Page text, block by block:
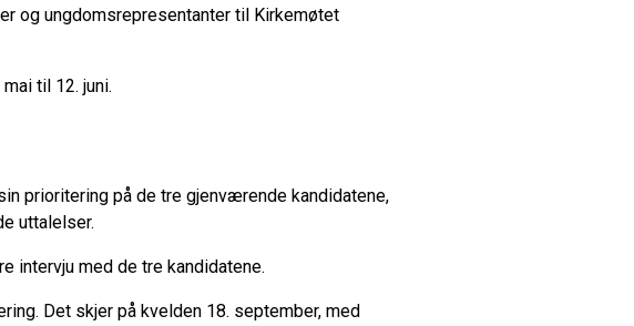
og ungdomsrepresentanter til Kirkemøtet
til 12. juni.
prioritering på de tre gjenværende kandidatene,
uttalelser.
intervju med de tre kandidatene.
Det skjer på kvelden 18. september, med